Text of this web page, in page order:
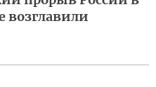
возглавили